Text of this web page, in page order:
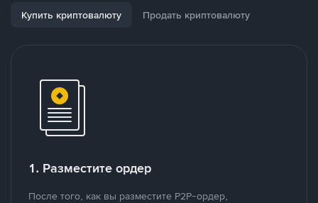
Купить криптовалюту Продать криптовалюту
1. Разместите ордер
После того, как вы разместите P2P-ордер,